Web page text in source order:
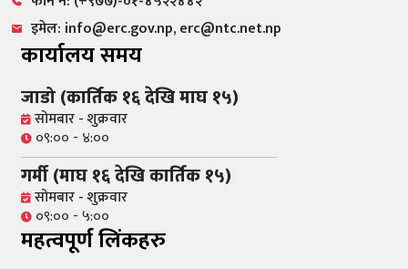
इमेल: info@erc.gov.np, erc@ntc.net.np
कार्यालय समय
जाडो (कार्तिक १६ देखि माघ १५)
सोमबार - शुक्रवार
०९:०० - ४:००
गर्मी (माघ १६ देखि कार्तिक १५)
सोमबार - शुक्रवार
०९:०० - ५:००
महत्वपूर्ण लिंकहरु